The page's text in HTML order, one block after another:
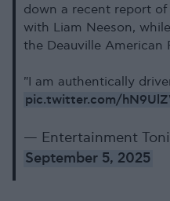
down a recent report
with Liam Neeson,
the Deauville American
"I am authentically
pic.twitter.com/
— Entertainment
September 5, 2025